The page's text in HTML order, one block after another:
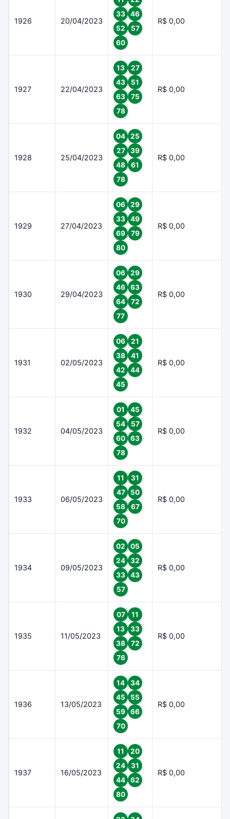
1926 20/04/2023
33
46
52
57
60
R$ 0,00
1927 22/04/2023
13
27
43
51
63
75
78
R$ 0,00
1928 25/04/2023
04
25
27
39
48
61
78
R$ 0,00
1929 27/04/2023
06
29
33
49
69
79
80
R$ 0,00
1930 29/04/2023
06
29
46
63
64
72
77
R$ 0,00
1931 02/05/2023
06
21
38
41
42
44
45
R$ 0,00
1932 04/05/2023
01
45
54
57
60
63
78
R$ 0,00
1933 06/05/2023
11
31
47
50
58
67
70
R$ 0,00
1934 09/05/2023
02
05
24
32
33
43
57
R$ 0,00
1935 11/05/2023
07
11
13
33
38
72
76
R$ 0,00
1936 13/05/2023
14
34
45
55
59
66
70
R$ 0,00
1937 16/05/2023
11
20
24
31
44
62
80
R$ 0,00